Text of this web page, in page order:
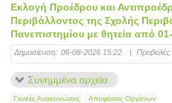
Εκλογή Προέδρου και
Περιβάλλοντος της Σχολής
Πανεπιστημίου με θητεία από
Δημοσίευση: 06-08-2026 15:22 | Προβολές:
Συνημμένα αρχεία
Γενικές Ανακοινώσεις Αποφάσεις Οργάνων